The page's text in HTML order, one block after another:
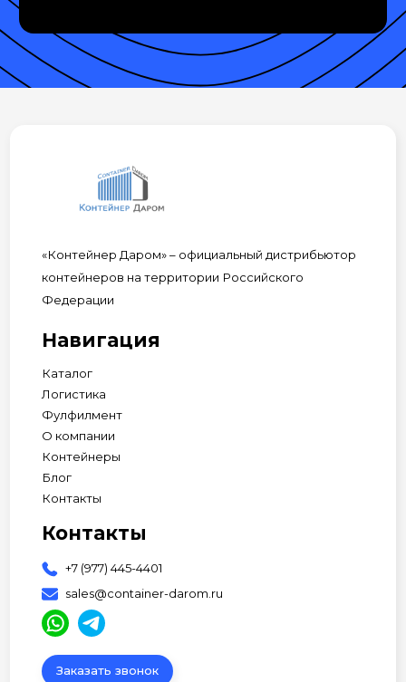
«Контейнер Даром» – официальный дистрибьютор
контейнеров на территории Российского
Федерации
Навигация
Каталог
Логистика
Фулфилмент
О компании
Контейнеры
Блог
Контакты
Контакты
+7 (977) 445-4401
sales@container-darom.ru
Заказать звонок